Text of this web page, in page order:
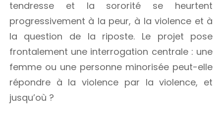
tendresse et la sororité se heurtent
progressivement à la peur, à la violence et à
la question de la riposte. Le projet pose
frontalement une interrogation centrale : une
femme ou une personne minorisée peut-elle
répondre à la violence par la violence, et
jusqu’où ?